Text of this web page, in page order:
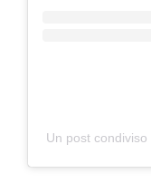
Un post